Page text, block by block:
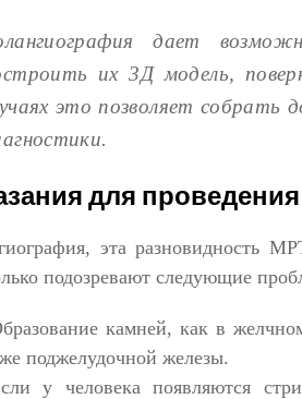
дает
их 3Д модель,
это позволяет собрать
для проведения
эта разновидность
подозревают следующие
камней, как в
поджелудочной железы.
у человека появляются